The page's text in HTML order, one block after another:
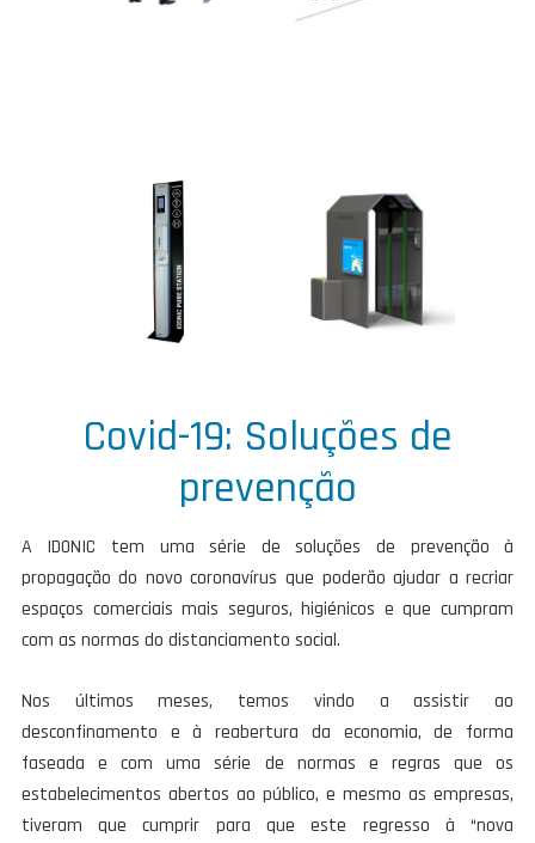
Covid-19: Soluções de
prevenção
A IDONIC tem uma série de soluções de prevenção à
propagação do novo coronavírus que poderão ajudar a recriar
espaços comerciais mais seguros, higiénicos e que cumpram
com as normas do distanciamento social.
Nos últimos meses, temos vindo a assistir ao
desconfinamento e à reabertura da economia, de forma
faseada e com uma série de normas e regras que os
estabelecimentos abertos ao público, e mesmo as empresas,
tiveram que cumprir para que este regresso à “nova